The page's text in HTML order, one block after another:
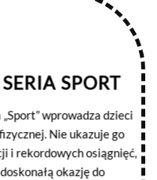
SPORT
wprowadza dzieci
Nie ukazuje go
i rekordowych osiągnięć,
okazję do